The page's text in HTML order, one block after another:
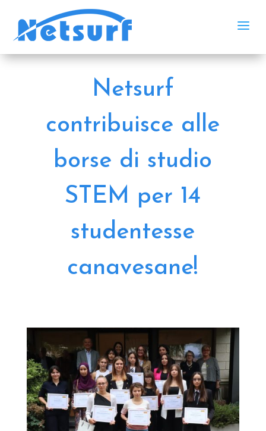
a
Netsurf
contribuisce alle
borse di studio
STEM per 14
studentesse
canavesane!